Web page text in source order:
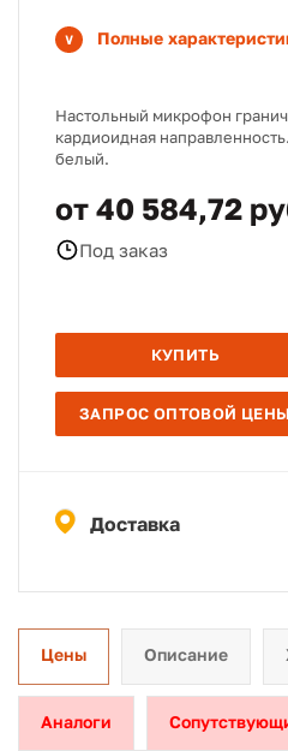
Полные
Настольный микрофон
кардиоидная
белый.
от 40 584,72
Под заказ
КУПИТЬ
ЗАПРОС ОПТОВОЙ ЦЕНЫ
Доставка
Цены Описание
Аналоги